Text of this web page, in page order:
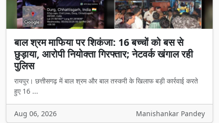
बाल श्रम माफिया पर शिकंजा: 16 बच्चों को बस से
छुड़ाया, आरोपी नियोक्ता गिरफ्तार; नेटवर्क खंगाल रही
पुलिस
रायपुर। छत्तीसगढ़ में बाल श्रम और बाल तस्करी के खिलाफ बड़ी कार्रवाई करते
हुए 16 ...
Aug 06, 2026 Manishankar Pandey